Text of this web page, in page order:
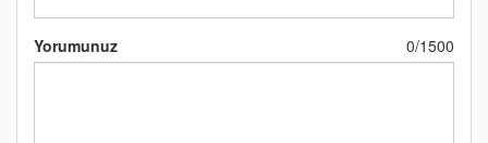
Yorumunuz 0/1500